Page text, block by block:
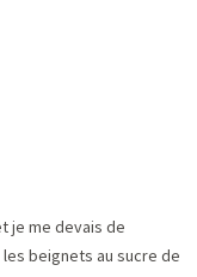
je me devais de
beignets au sucre de